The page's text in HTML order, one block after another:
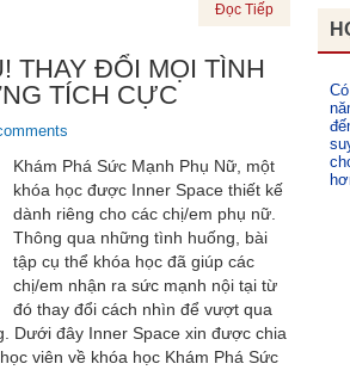
Đọc Tiếp
THAY ĐỔI MỌI TÌNH
TÍCH CỰC
Khám Phá Sức Mạnh Phụ Nữ, một
khóa học được Inner Space thiết kế
dành riêng cho các chị/em phụ nữ.
Thông qua những tình huống, bài
tập cụ thể khóa học đã giúp các
chị/em nhận ra sức mạnh nội tại từ
đó thay đổi cách nhìn để vượt qua
Dưới đây Inner Space xin được chia
viên về khóa học Khám Phá Sức